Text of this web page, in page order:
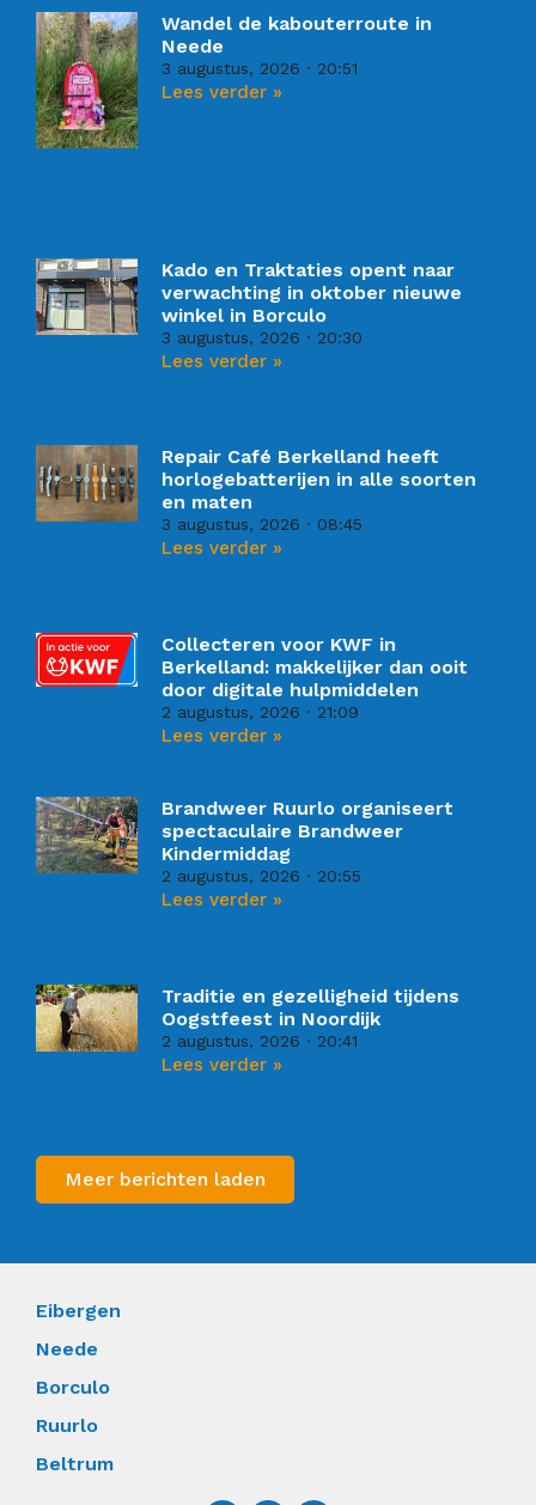
Wandel de kabouterroute in
Neede
3 augustus, 2026 20:51
Lees verder »
Kado en Traktaties opent naar
verwachting in oktober nieuwe
winkel in Borculo
3 augustus, 2026 20:30
Lees verder »
Repair Café Berkelland heeft
horlogebatterijen in alle soorten
en maten
3 augustus, 2026 08:45
Lees verder »
Collecteren voor KWF in
Berkelland: makkelijker dan ooit
door digitale hulpmiddelen
2 augustus, 2026 21:09
Lees verder »
Brandweer Ruurlo organiseert
spectaculaire Brandweer
Kindermiddag
2 augustus, 2026 20:55
Lees verder »
Traditie en gezelligheid tijdens
Oogstfeest in Noordijk
2 augustus, 2026 20:41
Lees verder »
Meer berichten laden
Eibergen
Neede
Borculo
Ruurlo
Beltrum